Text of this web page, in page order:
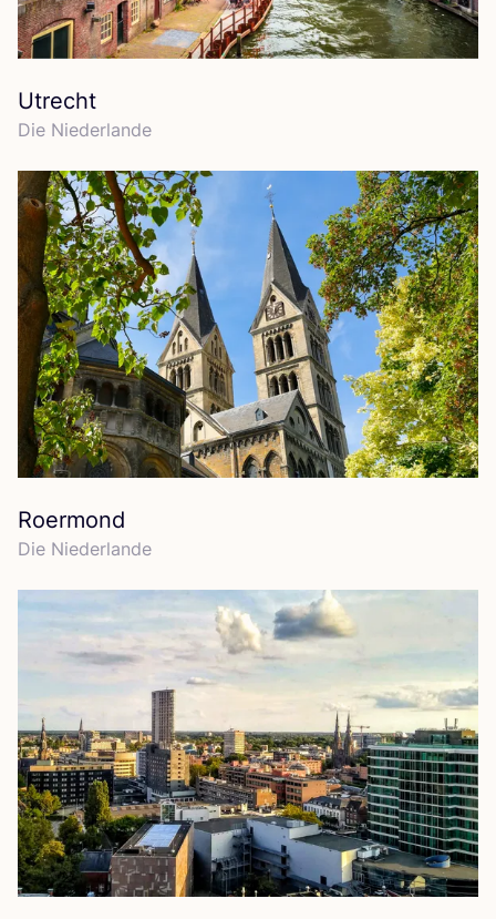
Utrecht
Die Nie­der­lan­de
Roermond
Die Nie­der­lan­de